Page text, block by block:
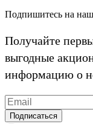
Подпишитесь на
Получайте
выгодные
информацию о
Подписаться